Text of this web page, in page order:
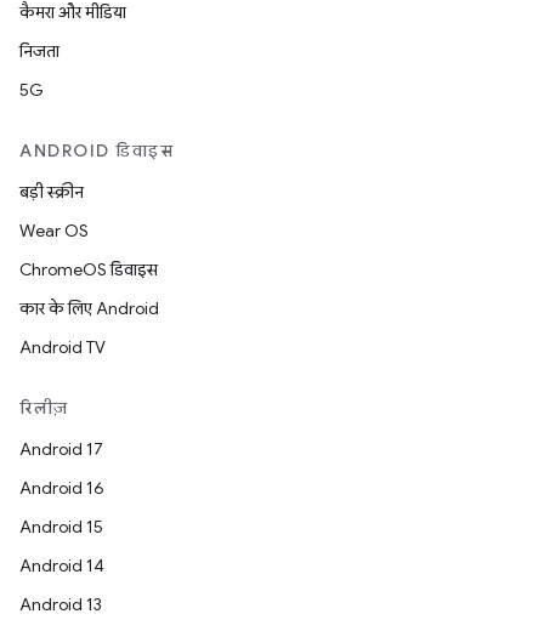
कैमरा और मीडिया
निजता
5G
ANDROID डिवाइस
बड़ी स्क्रीन
Wear OS
ChromeOS डिवाइस
कार के लिए Android
Android TV
रिलीज़
Android 17
Android 16
Android 15
Android 14
Android 13